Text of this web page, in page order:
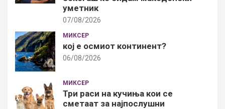
уметник
07/08/2026
МИКСЕР
кој е осмиот континент?
06/08/2026
МИКСЕР
Три раси на кучиња кои се
сметаат за најпослушни